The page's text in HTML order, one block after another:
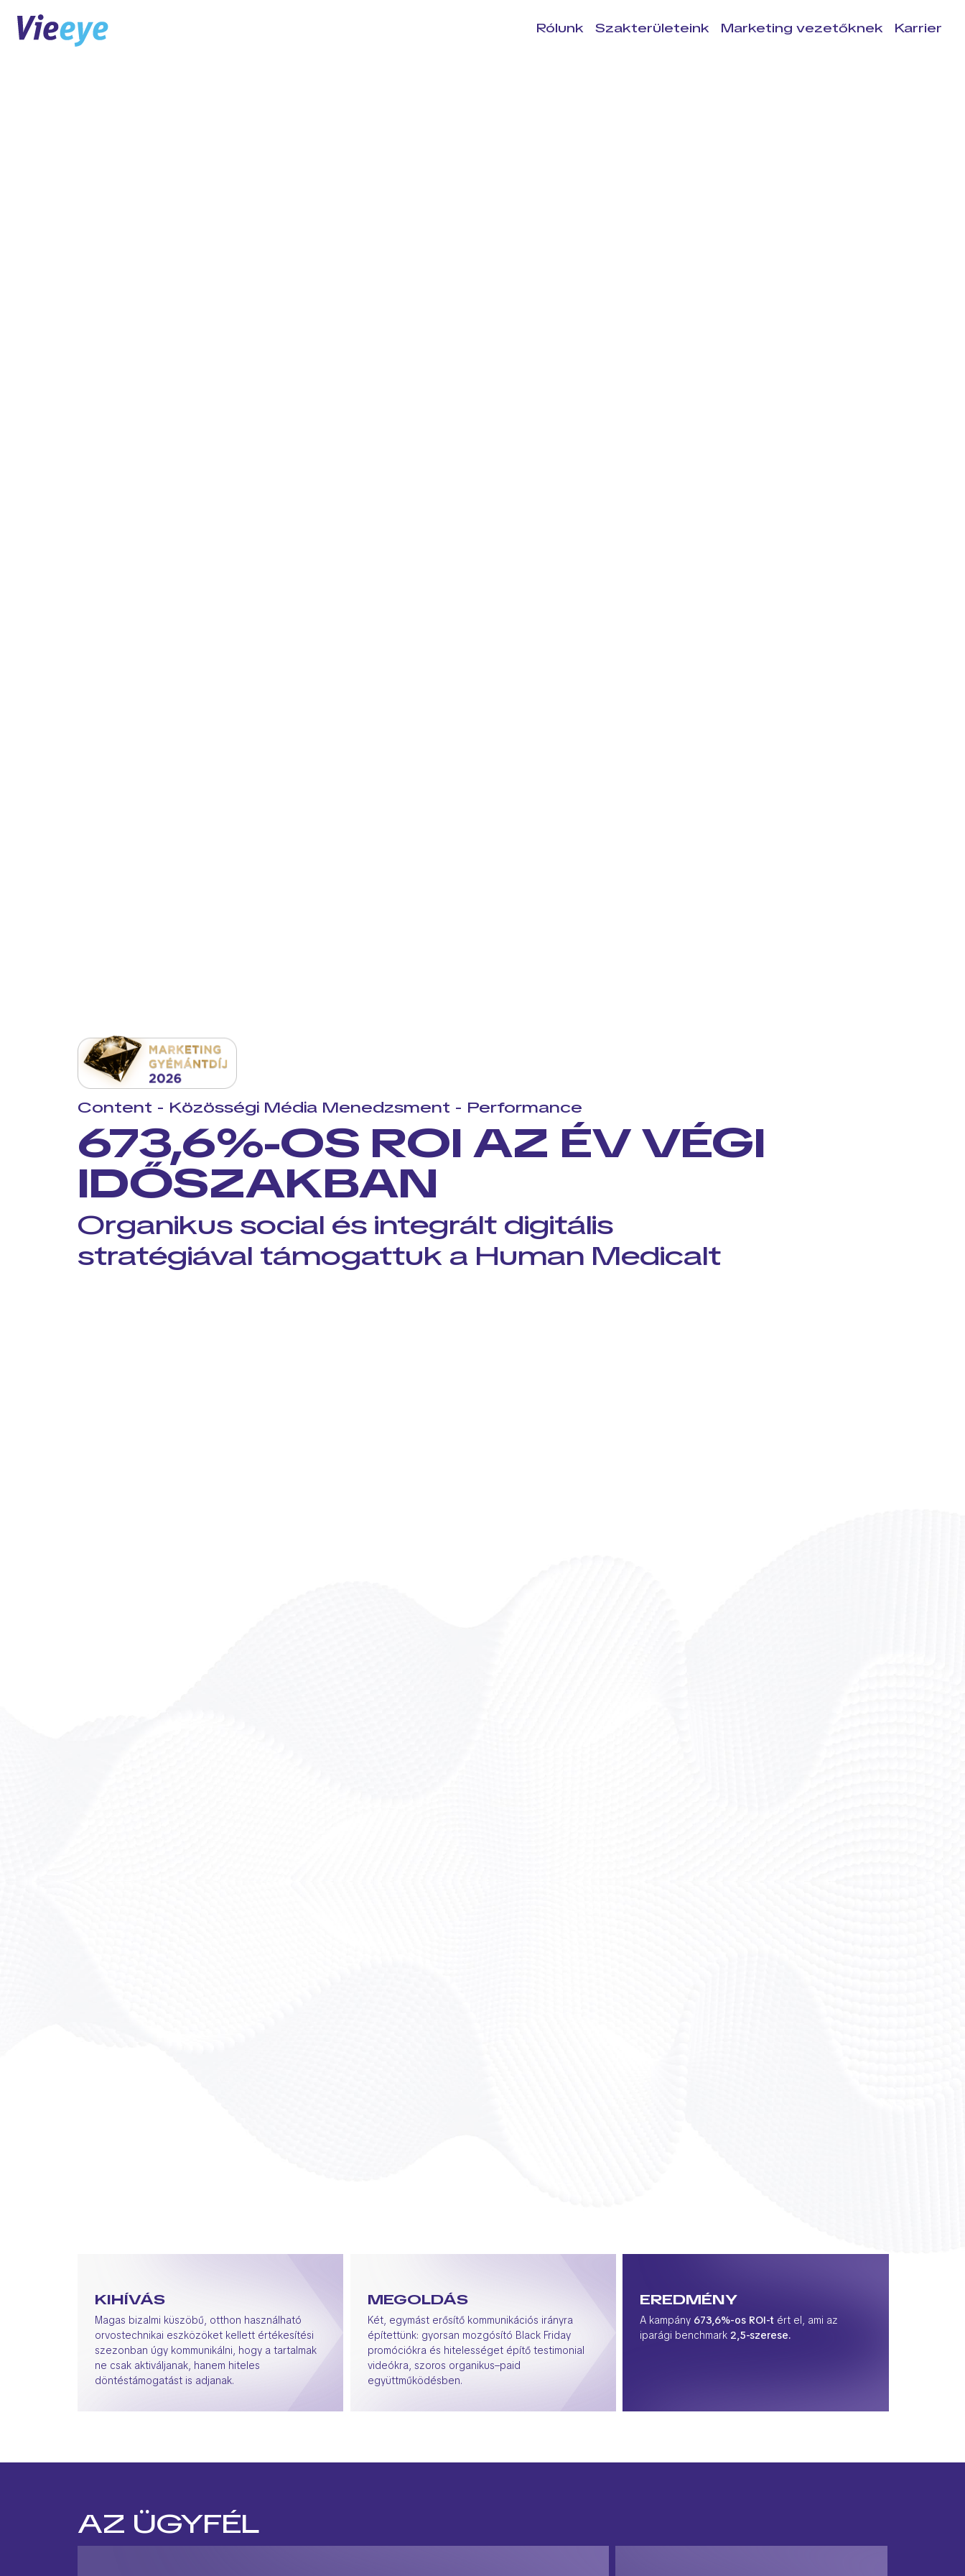
Rólunk Szakterületeink Marketing vezetőknek Karrier
Content - Közösségi Média Menedzsment - Performance
673,6%-OS ROI AZ ÉV VÉGI
IDŐSZAKBAN
Organikus social és integrált digitális
stratégiával támogattuk a Human Medicalt
KIHÍVÁS
Magas bizalmi küszöbű, otthon használható
orvostechnikai eszközöket kellett értékesítési
szezonban úgy kommunikálni, hogy a tartalmak
ne csak aktiváljanak, hanem hiteles
döntéstámogatást is adjanak.
MEGOLDÁS
Két, egymást erősítő kommunikációs irányra
építettünk: gyorsan mozgósító Black Friday
promóciókra és hitelességet építő testimonial
videókra, szoros organikus–paid
együttműködésben.
EREDMÉNY
A kampány 673,6%-os ROI-t ért el, ami az
iparági benchmark2,5-szerese.
AZ ÜGYFÉL